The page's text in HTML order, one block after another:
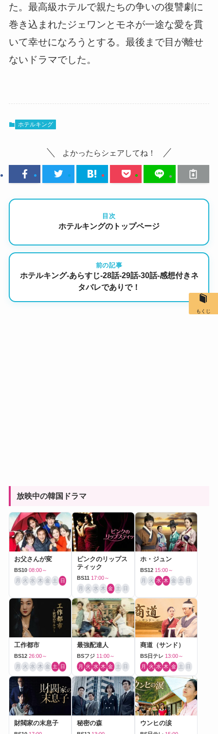
た。最高級ホテルで親たちの争いの復讐劇に
巻き込まれたジェワンとモネが一途な愛を貫
いて幸せになろうとする。最後まで目が離せ
ないドラマでした。
ホテルキング
よかったらシェアしてね！
目次
ホテルキングのトップページ
前の記事
ホテルキング-あらすじ-28話-29話-30話-感想付きネ
タバレでありで！
放映中の韓国ドラマ
お父さんが変
BS10 08:00～
月 火 水 木 金 土 日
ピンクのリップス
ティック
BS11 17:00～
月 火 水 木 金 土 日
ホ・ジュン
BS12 15:00～
月 火 水 木 金 土 日
工作都市
BS12 26:00～
月 火 水 木 金 土 日
最強配達人
BSフジ 11:00～
月 火 水 木 金 土 日
商道（サンド）
BS日テレ 13:00～
月 火 水 木 金 土 日
財閥家の末息子 秘密の森 ウンヒの涙
もくじ